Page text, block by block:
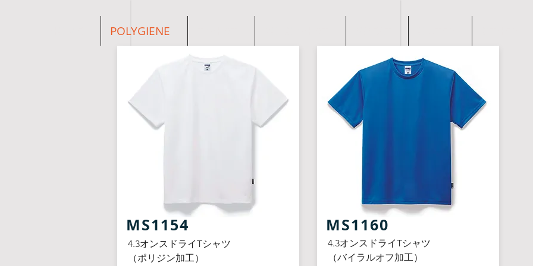
POLYGIENE
​MS1154
4.3オンスドライTシャツ
（ポリジン加工）
​MS1160
4.3オンスドライTシャツ
（バイラルオフ加工）